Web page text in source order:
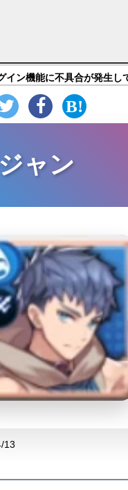
ラ紹介
イン機能に不具合が発生し
ジャン
13